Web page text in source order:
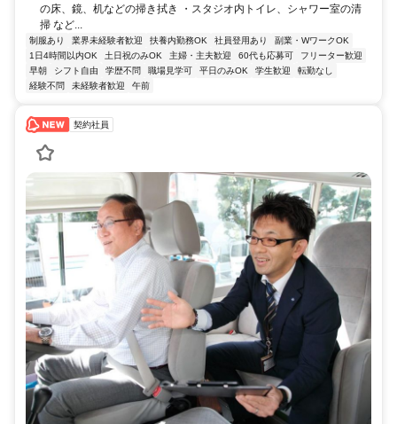
の床、鏡、机などの掃き拭き ・スタジオ内トイレ、シャワー室の清
掃 など...
制服あり 業界未経験者歓迎 扶養内勤務OK 社員登用あり
副業・WワークOK
1日4時間以内OK
土日祝のみOK 主婦・主夫歓迎 60代も応募可
フリーター歓迎
早朝
シフト自由 学歴不問 職場見学可 平日のみOK 学生歓迎
転勤なし
経験不問
未経験者歓迎 午前
契約社員